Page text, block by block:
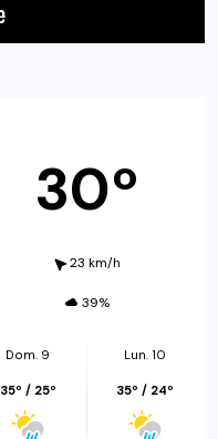
30º
23 km/h
39%
Dom. 9
35º / 25º
Lun. 10
35º / 24º